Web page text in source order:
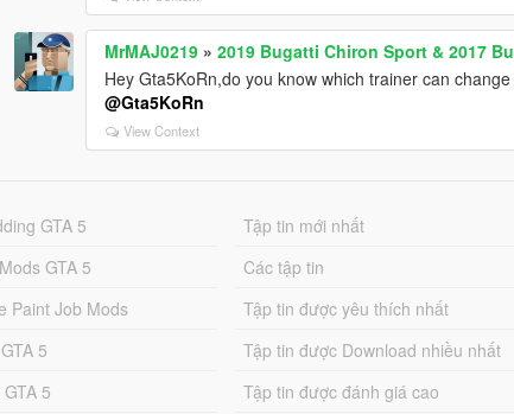
MrMAJ0219 »2019 Bugatti Chiron Sport & 2017
Hey Gta5KoRn,do you know which trainer can
@Gta5KoRn
View Context
GTA 5
GTA 5
Paint Job Mods
5
5
Tập tin mới nhất
Các tập tin
Tập tin được yêu thích nhất
Tập tin được Download nhiều nhất
Tập tin được đánh giá cao